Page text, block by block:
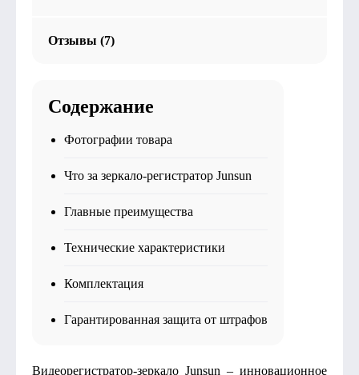
Отзывы (7)
Содержание
Фотографии товара
Что за зеркало-регистратор Junsun
Главные преимущества
Технические характеристики
Комплектация
Гарантированная защита от штрафов
Видеорегистратор-зеркало Junsun – инновационное